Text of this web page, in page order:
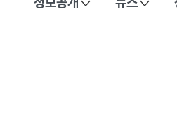
이 누리집은 대한민국 공식 전자정부